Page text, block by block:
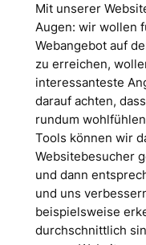
Mit unserer
Augen: wir wollen
Webangebot auf
zu erreichen,
interessanteste
darauf achten,
rundum
Tools können wir
Websitebesucher
und dann
und uns
beispielsweise
durchschnittlich